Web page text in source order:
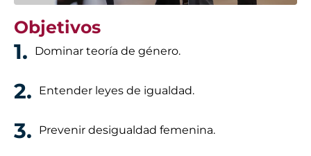
Objetivos
1. Dominar teoría de género.
2. Entender leyes de igualdad.
3. Prevenir desigualdad femenina.